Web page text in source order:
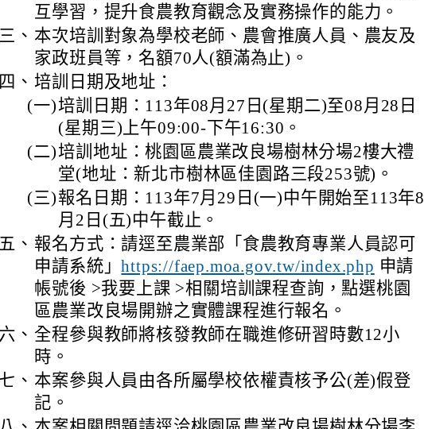
互學習，提升食農教育觀念及實務操作的能力。
三、 本次培訓對象為學校老師、農會推廣人員、農友及
家政班員等，名額70人(額滿為止)。
四、 培訓日期及地址：
(一)培訓日期：113年08月27日(星期二)至08月28日
(星期三)上午09:00-下午16:30。
(二)培訓地址：桃園區農業改良場樹林分場2樓大禮
堂(地址：新北市樹林區佳園路三段253號)。
(三)報名日期：113年7月29日(一)中午開始至113年8
月2日(五)中午截止。
五、 報名方式：請逕至農業部「食農教育專業人員認可
申請系統」https://faep.moa.gov.tw/index.php 申請
帳號後 >我要上課 >相關培訓課程查詢，點選桃園
區農業改良場開辦之實體課程進行報名。
六、 全程參與教師將核發教師在職進修研習時數12小
時。
七、 本案參與人員由各所屬學校依權責核予公(差)假登
記。